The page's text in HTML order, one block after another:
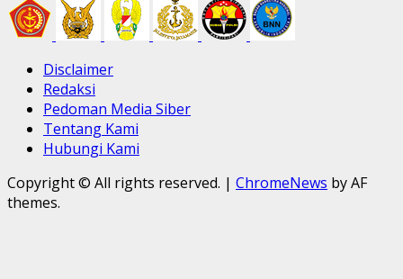
Disclaimer
Redaksi
Pedoman Media Siber
Tentang Kami
Hubungi Kami
Copyright © All rights reserved. | ChromeNews by AF
themes.